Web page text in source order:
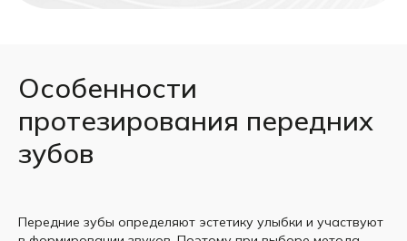
Особенности
протезирования передних
зубов
Передние зубы определяют эстетику улыбки и участвуют